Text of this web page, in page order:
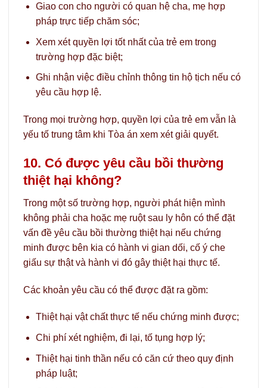
Giao con cho người có quan hệ cha, mẹ hợp
pháp trực tiếp chăm sóc;
Xem xét quyền lợi tốt nhất của trẻ em trong
trường hợp đặc biệt;
Ghi nhận việc điều chỉnh thông tin hộ tịch nếu có
yêu cầu hợp lệ.
Trong mọi trường hợp, quyền lợi của trẻ em vẫn là
yếu tố trung tâm khi Tòa án xem xét giải quyết.
10. Có được yêu cầu bồi thường
thiệt hại không?
Trong một số trường hợp, người phát hiện mình
không phải cha hoặc mẹ ruột sau ly hôn có thể đặt
vấn đề yêu cầu bồi thường thiệt hại nếu chứng
minh được bên kia có hành vi gian dối, cố ý che
giấu sự thật và hành vi đó gây thiệt hại thực tế.
Các khoản yêu cầu có thể được đặt ra gồm:
Thiệt hại vật chất thực tế nếu chứng minh được;
Chi phí xét nghiệm, đi lại, tố tụng hợp lý;
Thiệt hại tinh thần nếu có căn cứ theo quy định
pháp luật;